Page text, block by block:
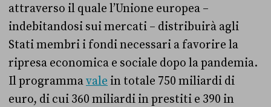
attraverso il quale l’Unione europea –
indebitandosi sui mercati – distribuirà agli
Stati membri i fondi necessari a favorire la
ripresa economica e sociale dopo la pandemia.
Il programmavale in totale 750 miliardi di
euro, di cui 360 miliardi in prestiti e 390 in